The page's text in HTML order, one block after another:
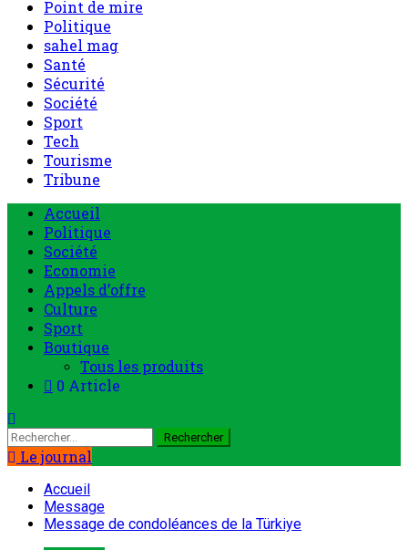
Point de mire
Politique
sahel mag
Santé
Sécurité
Société
Sport
Tech
Tourisme
Tribune
Accueil
Politique
Société
Economie
Appels d’offre
Culture
Sport
Boutique
Tous les produits
0 Article
Le journal
Accueil
Message
Message de condoléances de la Türkiye